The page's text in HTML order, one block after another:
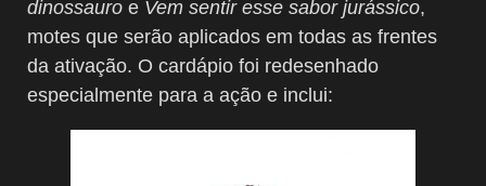
dinossauro e Vem sentir esse sabor jurássico,
motes que serão aplicados em todas as frentes
da ativação. O cardápio foi redesenhado
especialmente para a ação e inclui: